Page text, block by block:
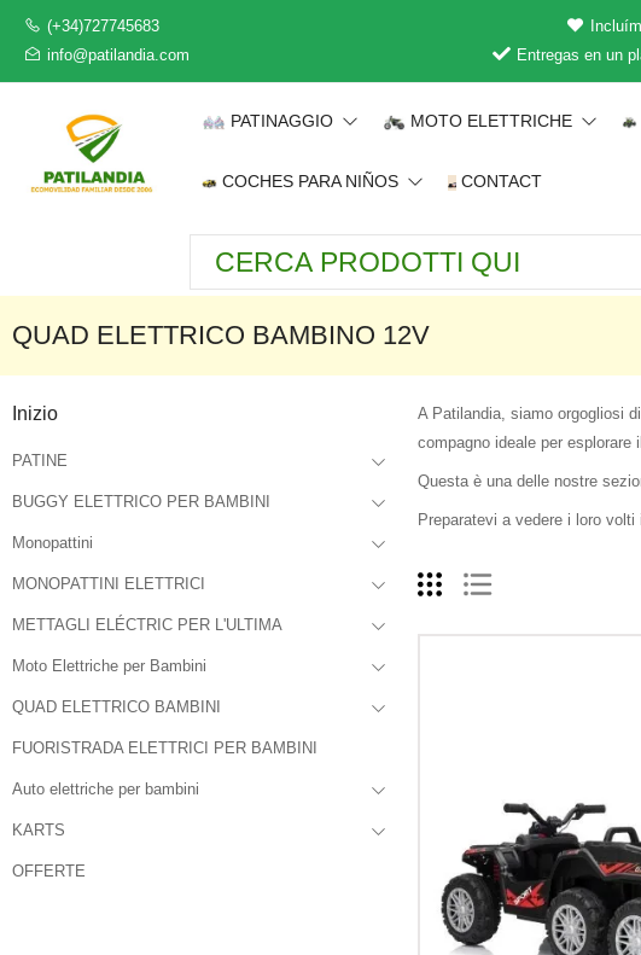
(+34)727745683
info@patilandia.com
Entregas en un
PATINAGGIO MOTO ELETTRICHE
COCHES PARA NIÑOS CONTACT
QUAD ELETTRICO BAMBINO 12V
Inizio
PATINE
BUGGY ELETTRICO PER BAMBINI
Monopattini
MONOPATTINI ELETTRICI
METTAGLI ELÉCTRIC PER L'ULTIMA
Moto Elettriche per Bambini
QUAD ELETTRICO BAMBINI
FUORISTRADA ELETTRICI PER BAMBINI
Auto elettriche per bambini
KARTS
OFFERTE
A Patilandia, siamo orgogliosi
compagno ideale per esplorare
Questa è una delle nostre
Preparatevi a vedere i loro